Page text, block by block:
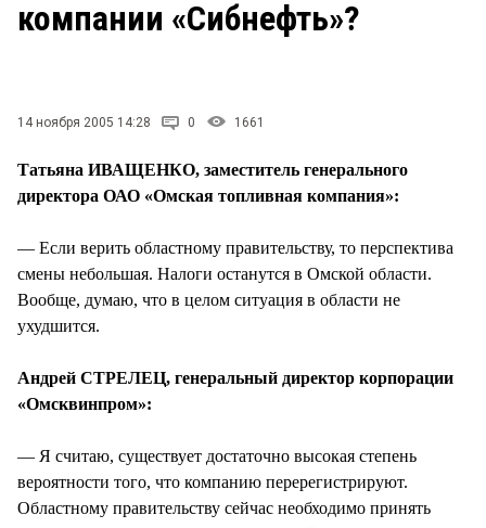
компании «Сибнефть»?
14 ноября 2005 14:28 0 1661
Татьяна ИВАЩЕНКО, заместитель генерального
директора ОАО «Омская топливная компания»:
— Если верить областному правительству, то перспектива
смены небольшая. Налоги останутся в Омской области.
Вообще, думаю, что в целом ситуация в области не
ухудшится.
Андрей СТРЕЛЕЦ, генеральный директор корпорации
«Омсквинпром»:
— Я считаю, существует достаточно высокая степень
вероятности того, что компанию перерегистрируют.
Областному правительству сейчас необходимо принять